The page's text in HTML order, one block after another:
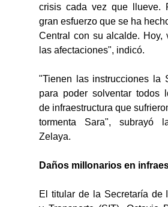
crisis cada vez que llueve.
gran esfuerzo que se ha
Central con su alcalde. Hoy,
las afectaciones", indicó.
"Tienen las instrucciones la
para poder solventar todos
de infraestructura que
tormenta Sara", subrayó
Zelaya.
Daños millonarios en
El titular de la Secretaría de